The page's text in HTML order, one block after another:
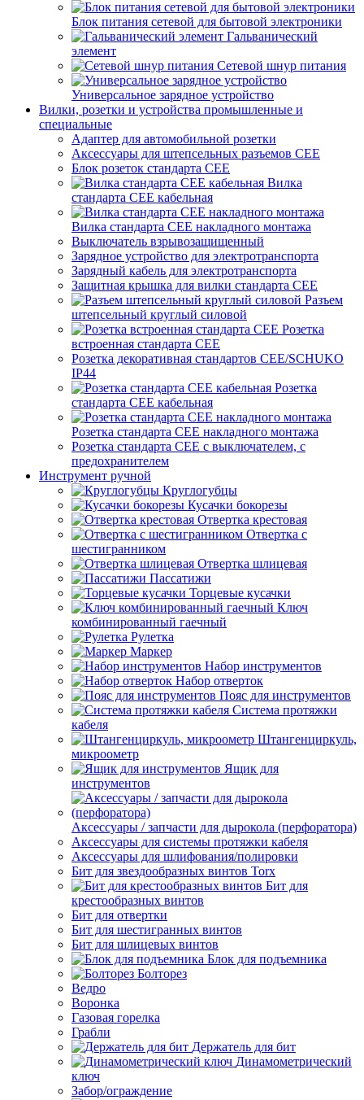
Блок питания сетевой для бытовой электроники
Гальванический
элемент
Сетевой шнур питания
Универсальное зарядное устройство
Вилки, розетки и устройства промышленные и
специальные
Адаптер для автомобильной розетки
Аксессуары для штепсельных разъемов CEE
Блок розеток стандарта CEE
Вилка
стандарта CEE кабельная
Вилка стандарта CEE накладного монтажа
Выключатель взрывозащищенный
Зарядное устройство для электротранспорта
Зарядный кабель для электротранспорта
Защитная крышка для вилки стандарта CEE
Разъем
штепсельный круглый силовой
Розетка
встроенная стандарта CEE
Розетка декоративная стандартов CEE/SCHUKO
IP44
Розетка
стандарта СЕЕ кабельная
Розетка стандарта СЕЕ накладного монтажа
Розетка стандарта СЕЕ с выключателем, с
предохранителем
Инструмент ручной
Круглогубцы
Кусачки бокорезы
Отвертка крестовая
Отвертка с
шестигранником
Отвертка шлицевая
Пассатижи
Торцевые кусачки
Ключ
комбинированный гаечный
Рулетка
Маркер
Набор инструментов
Набор отверток
Пояс для инструментов
Система протяжки
кабеля
Штангенциркуль,
микроометр
Ящик для
инструментов
Аксессуары / запчасти для дырокола (перфоратора)
Аксессуары для системы протяжки кабеля
Аксессуары для шлифования/полировки
Бит для звездообразных винтов Torx
Бит для
крестообразных винтов
Бит для отвертки
Бит для шестигранных винтов
Бит для шлицевых винтов
Блок для подъемника
Болторез
Ведро
Воронка
Газовая горелка
Грабли
Держатель для бит
Динамометрический
ключ
Забор/ограждение